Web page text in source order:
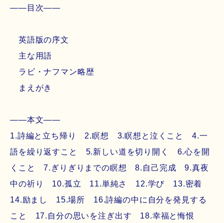
――目次――
英語版の序文
主な用語
ラビ・ナフマン略歴
まえがき
――本文――
1.詩編と立ち帰り 2.瞑想 3.瞑想と泣くこと 4.一
語を繰り返すこと 5.新しい道を切り開く 6.心を開
くこと 7.ぎりぎりまでの瞑想 8.自己完成 9.真夜
中の祈り 10.孤立 11.単純さ 12.学び 13.密着
14.励まし 15.場所 16.詩編の中に自分を発見する
こと 17.自分の思いを注ぎ出す 18.幸福と悔恨